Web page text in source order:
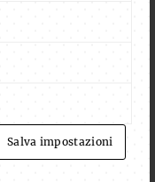
Salva impostazioni